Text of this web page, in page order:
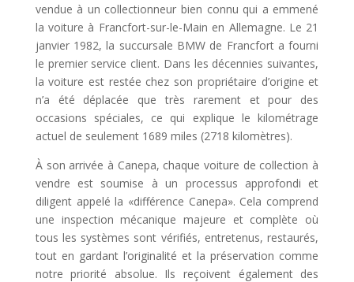
vendue à un collectionneur bien connu qui a emmené
la voiture à Francfort-sur-le-Main en Allemagne. Le 21
janvier 1982, la succursale BMW de Francfort a fourni
le premier service client. Dans les décennies suivantes,
la voiture est restée chez son propriétaire d’origine et
n’a été déplacée que très rarement et pour des
occasions spéciales, ce qui explique le kilométrage
actuel de seulement 1689 miles (2718 kilomètres).
À son arrivée à Canepa, chaque voiture de collection à
vendre est soumise à un processus approfondi et
diligent appelé la «différence Canepa». Cela comprend
une inspection mécanique majeure et complète où
tous les systèmes sont vérifiés, entretenus, restaurés,
tout en gardant l’originalité et la préservation comme
notre priorité absolue. Ils reçoivent également des